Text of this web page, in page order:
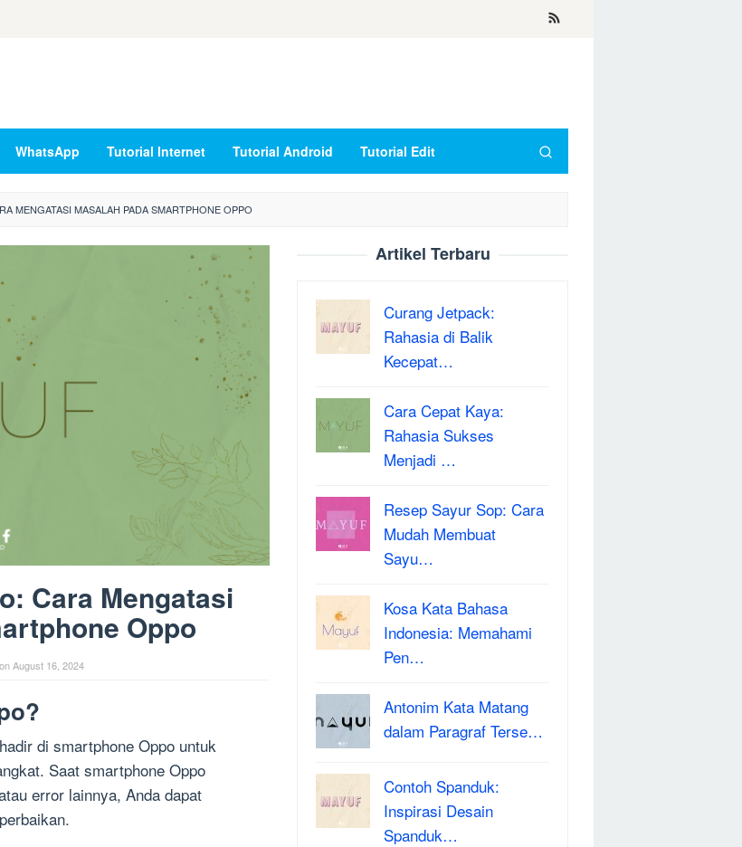
WhatsApp Tutorial Internet Tutorial Android Tutorial Edit
MENGATASI MASALAH PADA SMARTPHONE OPPO
Cara Mengatasi
Oppo
August 16, 2024
di smartphone Oppo untuk
Saat smartphone Oppo
error lainnya, Anda dapat
Artikel Terbaru
Curang Jetpack:
Rahasia di Balik
Kecepat…
Cara Cepat Kaya:
Rahasia Sukses
Menjadi …
Resep Sayur Sop: Cara
Mudah Membuat
Sayu…
Kosa Kata Bahasa
Indonesia: Memahami
Pen…
Antonim Kata Matang
dalam Paragraf Terse…
Contoh Spanduk:
Inspirasi Desain
Spanduk…